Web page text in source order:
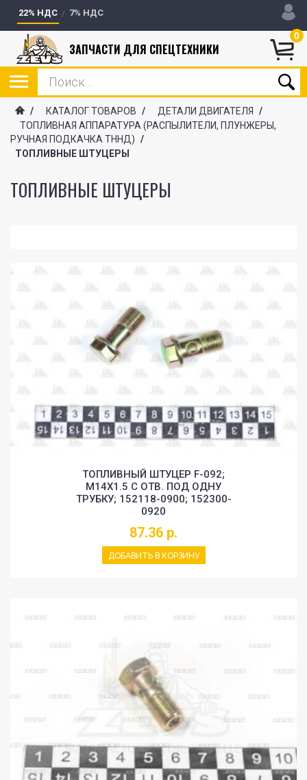
22% НДС 7% НДС
0
ЗАПЧАСТИ ДЛЯ СПЕЦТЕХНИКИ
/ КАТАЛОГ ТОВАРОВ / ДЕТАЛИ ДВИГАТЕЛЯ
/
ТОПЛИВНАЯ АППАРАТУРА (РАСПЫЛИТЕЛИ, ПЛУНЖЕРЫ,
РУЧНАЯ ПОДКАЧКА ТННД) /
ТОПЛИВНЫЕ ШТУЦЕРЫ
ТОПЛИВНЫЕ ШТУЦЕРЫ
ТОПЛИВНЫЙ ШТУЦЕР F-092;
M14X1.5 С ОТВ. ПОД ОДНУ
ТРУБКУ; 152118-0900; 152300-
0920
87.36 р.
ДОБАВИТЬ В КОРЗИНУ